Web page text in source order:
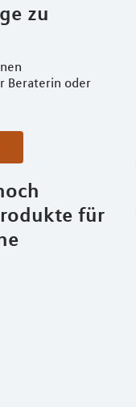
zu
Beraterin oder
für